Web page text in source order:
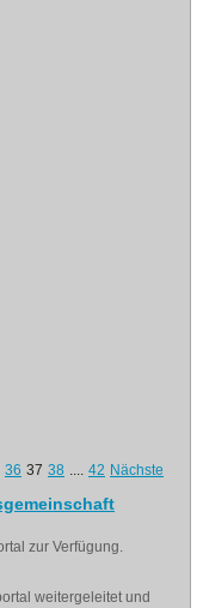
36 37 38 .... 42 Nächste
zur Verfügung.
weitergeleitet und